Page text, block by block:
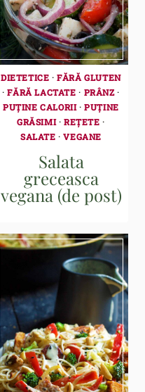
DIETETICE ·FĂRĂ GLUTEN
·FĂRĂ LACTATE · PRÂNZ·
PUȚINE CALORII·PUȚINE
GRĂSIMI·REȚETE ·
SALATE ·VEGANE
Salata
greceasca
vegana (de post)